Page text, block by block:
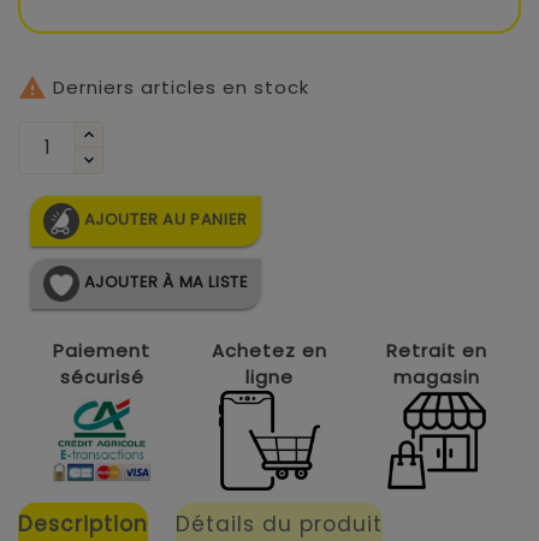
 Derniers articles en stock
AJOUTER AU PANIER
AJOUTER À MA LISTE
Paiement
sécurisé
Achetez en
ligne
Retrait en
magasin
Description Détails du produit